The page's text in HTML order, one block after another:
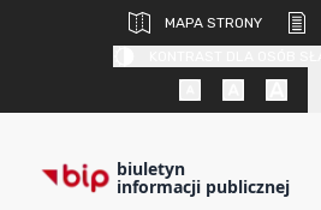
MAPA STRONY
biuletyn
informacji publicznej